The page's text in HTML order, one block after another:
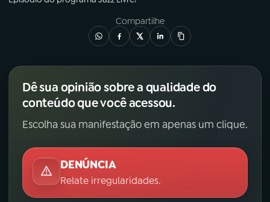
Compartilhe
Dê sua opinião sobre a qualidade do
conteúdo que você acessou.
Escolha sua manifestação em apenas um clique.
DENÚNCIA
Relate irregularidades.